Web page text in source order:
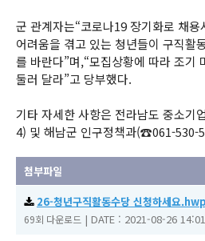
군 관계자는“코로나19 장기화로 채
어려움을 겪고 있는 청년들이 구직활
를 바란다”며,“모집상황에 따라 조기
둘러 달라”고 당부했다.
기타 자세한 사항은 전라남도 중소
4) 및 해남군 인구정책과(☎061-530-
첨부파일
26-청년구직활동수당 신청하세요.hwp
69회 다운로드 | DATE : 2021-08-26